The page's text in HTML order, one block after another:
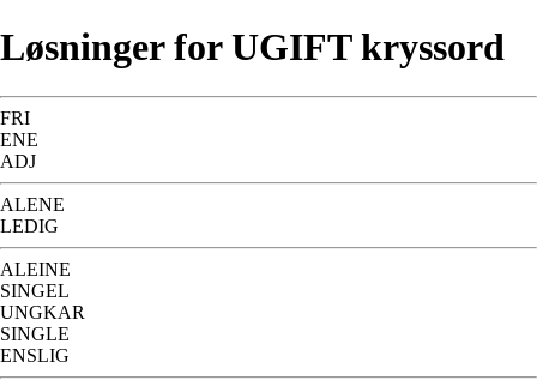
Løsninger for UGIFT kryssord
FRI
ENE
ADJ
ALENE
LEDIG
ALEINE
SINGEL
UNGKAR
SINGLE
ENSLIG